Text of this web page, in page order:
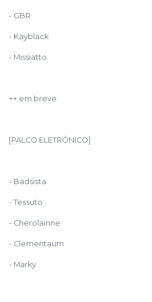
- GBR
- Kayblack
- Missiatto
++ em breve
[PALCO ELETRÔNICO]
- Badsista
- Tessuto
- Cherolainne
- Clementaum
- Marky